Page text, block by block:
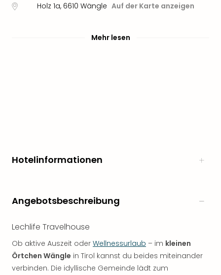
Holz 1a, 6610 Wängle Auf der Karte anzeigen
Mehr lesen
Hotelinformationen
Angebotsbeschreibung
Lechlife Travelhouse
Ob aktive Auszeit oder Wellnessurlaub – im kleinen
Örtchen Wängle in Tirol kannst du beides miteinander
verbinden. Die idyllische Gemeinde lädt zum